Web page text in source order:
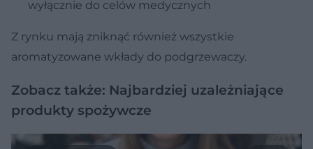
wyłącznie do celów medycznych
Z rynku mają zniknąć również wszystkie
aromatyzowane wkłady do podgrzewaczy.
Zobacz także: Najbardziej uzależniające
produkty spożywcze